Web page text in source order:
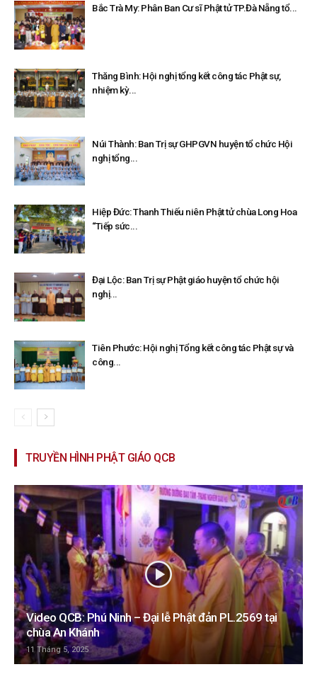
Bắc Trà My: Phân Ban Cư sĩ Phật tử TP.Đà Nẵng tổ...
Thăng Bình: Hội nghị tổng kết công tác Phật sự,
nhiệm kỳ...
Núi Thành: Ban Trị sự GHPGVN huyện tổ chức Hội
nghị tổng...
Hiệp Đức: Thanh Thiếu niên Phật tử chùa Long Hoa
“Tiếp sức...
Đại Lộc: Ban Trị sự Phật giáo huyện tổ chức hội
nghị...
Tiên Phước: Hội nghị Tổng kết công tác Phật sự và
công...
TRUYỀN HÌNH PHẬT GIÁO QCB
Video QCB: Phú Ninh – Đại lễ Phật đản PL.2569 tại
chùa An Khánh
11 Tháng 5, 2025